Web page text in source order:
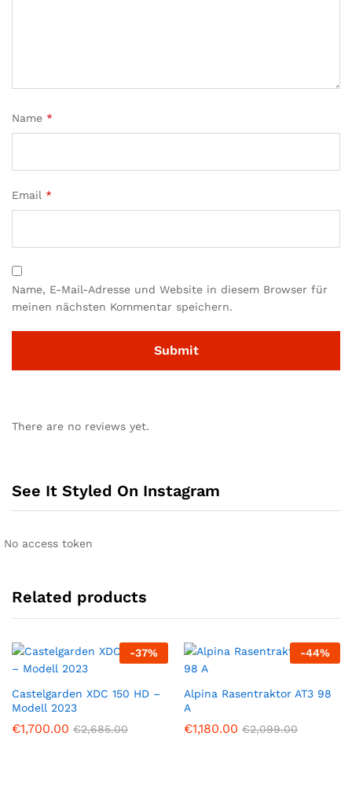
Name *
Email *
Name, E-Mail-Adresse und Website in diesem Browser für
meinen nächsten Kommentar speichern.
There are no reviews yet.
See It Styled On Instagram
No access token
Related products
-37%
Castelgarden XDC 150 HD –
Modell 2023
€1,700.00 €2,685.00
-44%
Alpina Rasentraktor AT3 98
A
€1,180.00 €2,099.00